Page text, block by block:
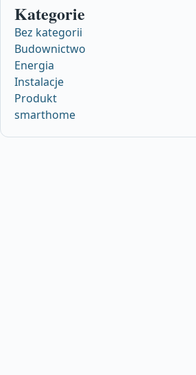
Kategorie
Bez kategorii
Budownictwo
Energia
Instalacje
Produkt
smarthome